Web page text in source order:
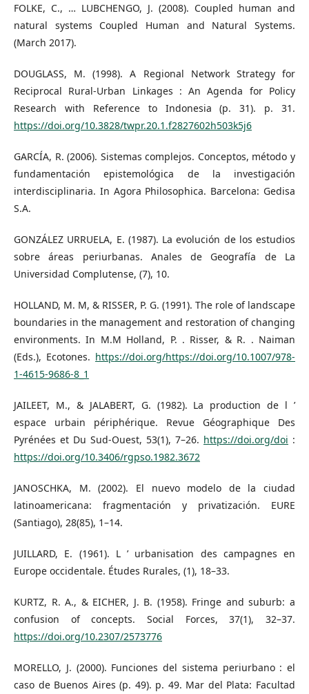
FOLKE, C., … LUBCHENGO, J. (2008). Coupled human and
natural systems Coupled Human and Natural Systems.
(March 2017).
DOUGLASS, M. (1998). A Regional Network Strategy for
Reciprocal Rural-Urban Linkages : An Agenda for Policy
Research with Reference to Indonesia (p. 31). p. 31.
https://doi.org/10.3828/twpr.20.1.f2827602h503k5j6
GARCÍA, R. (2006). Sistemas complejos. Conceptos, método y
fundamentación epistemológica de la investigación
interdisciplinaria. In Agora Philosophica. Barcelona: Gedisa
S.A.
GONZÁLEZ URRUELA, E. (1987). La evolución de los estudios
sobre áreas periurbanas. Anales de Geografía de La
Universidad Complutense, (7), 10.
HOLLAND, M. M, & RISSER, P. G. (1991). The role of landscape
boundaries in the management and restoration of changing
environments. In M.M Holland, P. . Risser, & R. . Naiman
(Eds.), Ecotones. https://doi.org/https://doi.org/10.1007/978-
1-4615-9686-8_1
JAILEET, M., & JALABERT, G. (1982). La production de l ’
espace urbain périphérique. Revue Géographique Des
Pyrénées et Du Sud-Ouest, 53(1), 7–26. https://doi.org/doi :
https://doi.org/10.3406/rgpso.1982.3672
JANOSCHKA, M. (2002). El nuevo modelo de la ciudad
latinoamericana: fragmentación y privatización. EURE
(Santiago), 28(85), 1–14.
JUILLARD, E. (1961). L ’ urbanisation des campagnes en
Europe occidentale. Études Rurales, (1), 18–33.
KURTZ, R. A., & EICHER, J. B. (1958). Fringe and suburb: a
confusion of concepts. Social Forces, 37(1), 32–37.
https://doi.org/10.2307/2573776
MORELLO, J. (2000). Funciones del sistema periurbano : el
caso de Buenos Aires (p. 49). p. 49. Mar del Plata: Facultad